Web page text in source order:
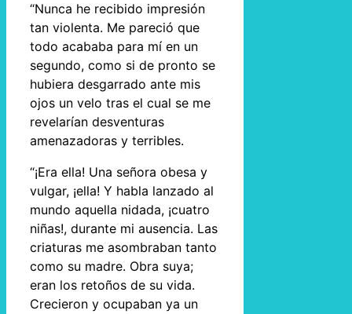
“Nunca he recibido impresión
tan violenta. Me pareció que
todo acababa para mí en un
segundo, como si de pronto se
hubiera desgarrado ante mis
ojos un velo tras el cual se me
revelarían desventuras
amenazadoras y terribles.
“¡Era ella! Una señora obesa y
vulgar, ¡ella! Y habla lanzado al
mundo aquella nidada, ¡cuatro
niñas!, durante mi ausencia. Las
criaturas me asombraban tanto
como su madre. Obra suya;
eran los retoños de su vida.
Crecieron y ocupaban ya un